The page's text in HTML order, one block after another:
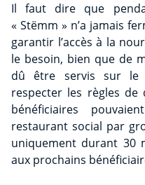
Il faut dire que
« Stëmm » n’a jamais
garantir l’accès à la
le besoin, bien que de
dû être servis sur le
respecter les règles
bénéficiaires
restaurant social par
uniquement durant 30
aux prochains